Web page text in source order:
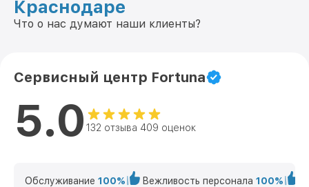
Краснодаре
Что о нас думают наши клиенты?
Сервисный центр Fortuna
5.0 132 отзыва 409 оценок
Обслуживание 100% Вежливость персонала 100%